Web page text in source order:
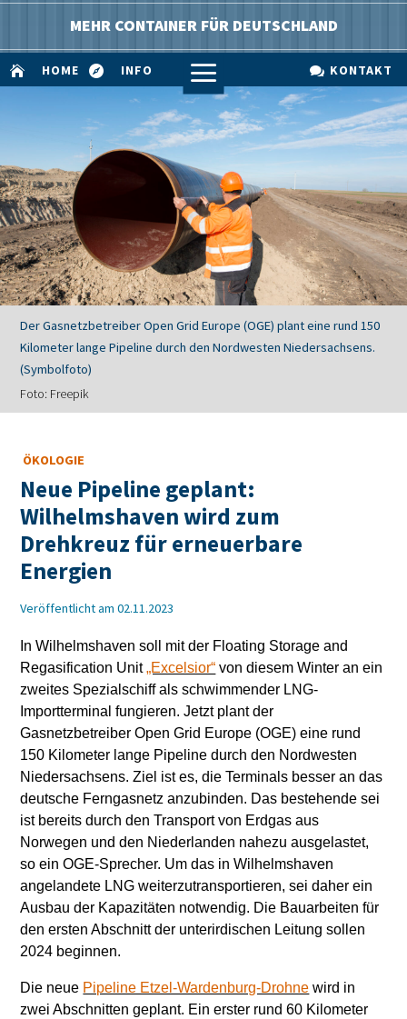
MEHR CONTAINER FÜR DEUTSCHLAND
 HOME  INFO a  KONTAKT
Der Gasnetzbetreiber Open Grid Europe (OGE) plant eine rund 150
Kilometer lange Pipeline durch den Nordwesten Niedersachsens.
(Symbolfoto)
Foto: Freepik
ÖKOLOGIE
Neue Pipeline geplant:
Wilhelmshaven wird zum
Drehkreuz für erneuerbare
Energien
Veröffentlicht am 02.11.2023
In Wilhelmshaven soll mit der Floating Storage and
Regasification Unit„Excelsior“ von diesem Winter an ein
zweites Spezialschiff als schwimmender LNG-
Importterminal fungieren. Jetzt plant der
Gasnetzbetreiber Open Grid Europe (OGE) eine rund
150 Kilometer lange Pipeline durch den Nordwesten
Niedersachsens. Ziel ist es, die Terminals besser an das
deutsche Ferngasnetz anzubinden. Das bestehende sei
ist bereits durch den Transport von Erdgas aus
Norwegen und den Niederlanden nahezu ausgelastet,
so ein OGE-Sprecher. Um das in Wilhelmshaven
angelandete LNG weiterzutransportieren, sei daher ein
Ausbau der Kapazitäten notwendig. Die Bauarbeiten für
den ersten Abschnitt der unterirdischen Leitung sollen
2024 beginnen.
Die neue Pipeline Etzel-Wardenburg-Drohne wird in
zwei Abschnitten geplant. Ein erster rund 60 Kilometer